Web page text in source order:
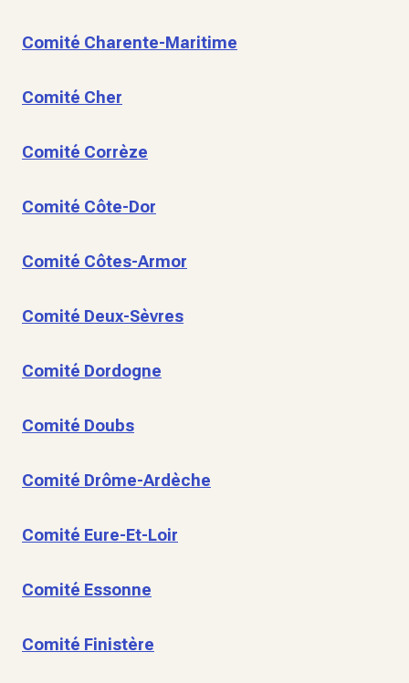
Comité Charente-Maritime
Comité Cher
Comité Corrèze
Comité Côte-Dor
Comité Côtes-Armor
Comité Deux-Sèvres
Comité Dordogne
Comité Doubs
Comité Drôme-Ardèche
Comité Eure-Et-Loir
Comité Essonne
Comité Finistère